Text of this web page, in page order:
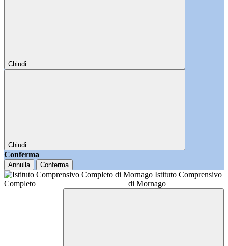
Chiudi
Chiudi
Conferma
Annulla Conferma
Istituto Comprensivo
Completo
di Mornago